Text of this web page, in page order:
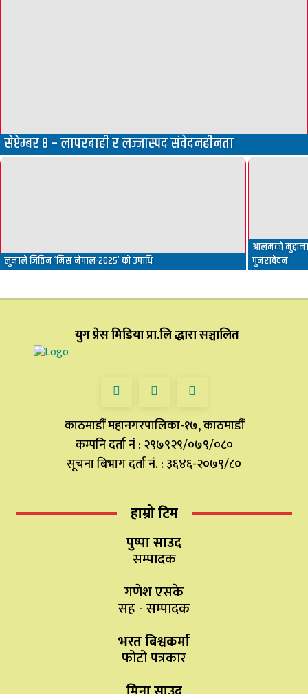
सेप्टेम्बर ८ – लापरबाही र लज्जास्पद संवेदनहीनता
लुनाले जितिन ‘मिस नेपाल-२०२५’ को उपाधि
आलमको
पुनरावेदन
युग प्रेस मिडिया प्रा.लि द्धारा सञ्चालित
काठमाडौं महानगरपालिका-१७, काठमाडौं
कम्पनि दर्ता नं : २९७९२९/०७९/०८०
सूचना बिभाग दर्ता नं. : ३६४६-२०७९/८०
हाम्रो टिम
पुष्पा साउद
सम्पादक
गणेश एसके
सह - सम्पादक
भरत बिश्वकर्मा
फोटो पत्रकार